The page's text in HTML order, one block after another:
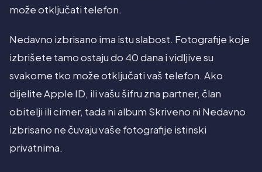
može otključati telefon.
Nedavno izbrisano ima istu slabost. Fotografije koje
izbrišete tamo ostaju do 40 dana i vidljive su
svakome tko može otključati vaš telefon. Ako
dijelite Apple ID, ili vašu šifru zna partner, član
obitelji ili cimer, tada ni album Skriveno ni Nedavno
izbrisano ne čuvaju vaše fotografije istinski
privatnima.